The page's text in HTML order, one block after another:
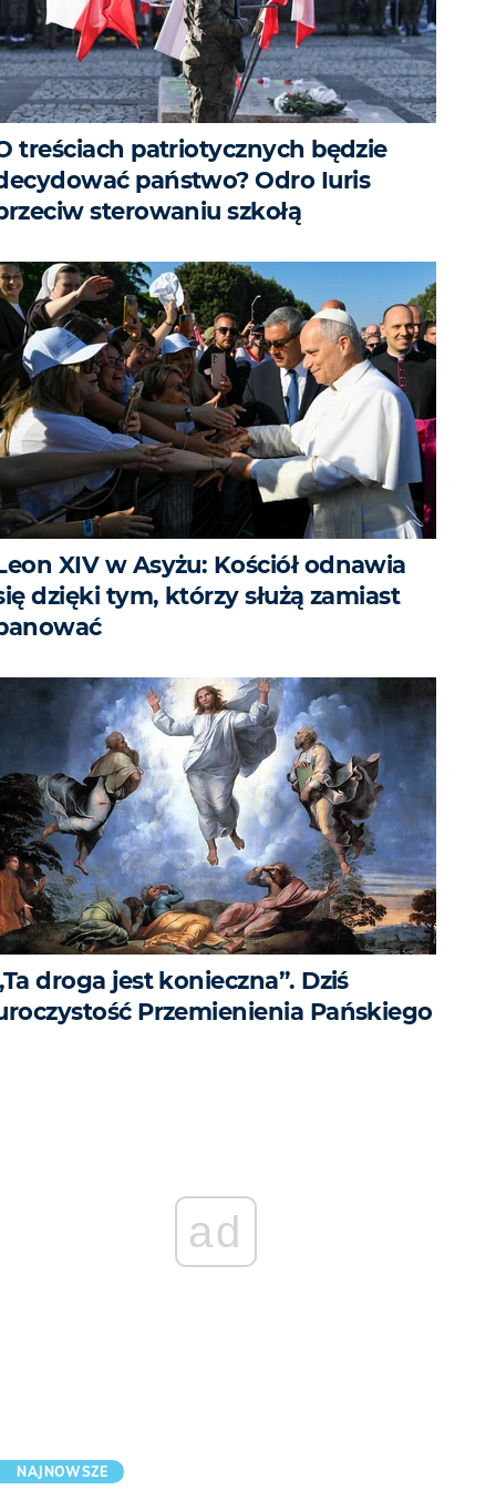
treściach patriotycznych będzie
państwo? Odro Iuris
sterowaniu szkołą
XIV w Asyżu: Kościół odnawia
dzięki tym, którzy służą zamiast
droga jest konieczna”. Dziś
Przemienienia Pańskiego
ad
NAJNOWSZE